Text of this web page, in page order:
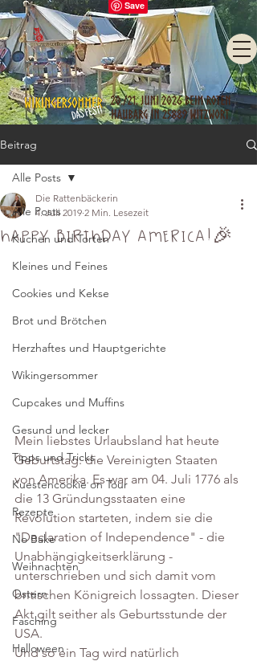
Beitrag
Alle Posts
Kuchen und Torten
Kleines und Feines
Cookies und Kekse
Brot und Brötchen
Herzhaftes und Hauptgerichte
Wikingersommer
Cupcakes und Muffins
Gesund und lecker
Tipps und Tricks
Kuestencookie on Tour
Rezepte
No Bake
Weihnachten
Ostern
Fasching
Halloween
Alle Posts
Happy Birthday America!🎉
Die Rattenbäckerin
4. Juli 2019 2 Min. Lesezeit
Mein liebstes Urlaubsland hat heute
Geburtstag: die Vereinigten Staaten
von Amerika. Es war am 04. Juli 1776 als
die 13 Gründungsstaaten eine
Revolution starteten, indem sie die
"Declaration of Independence" - die
Unabhängigkeitserklärung -
unterschrieben und sich damit vom
britischen Königreich lossagten. Dieser
Akt gilt seither als Geburtsstunde der
USA.
Und so ein Tag wird natürlich